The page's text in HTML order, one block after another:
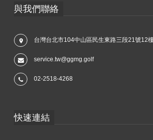
與我們聯絡
台灣台北市104中山區民生東路三段21號12
service.tw@ggmg.golf
02-2518-4268
快速連結